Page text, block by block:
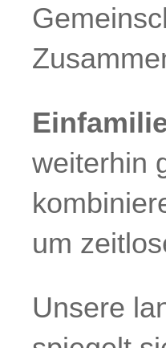
weiterhin
um
Unsere